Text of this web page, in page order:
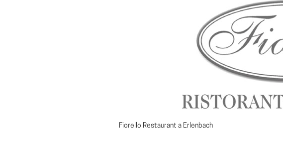
Fiorello Restaurant a Erlenbach